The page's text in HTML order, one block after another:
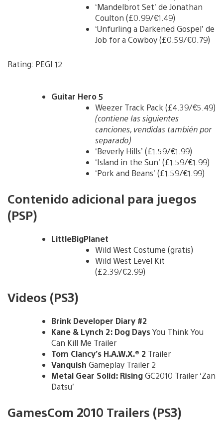
‘Mandelbrot Set’ de Jonathan
Coulton (£0.99/€1.49)
‘Unfurling a Darkened Gospel’ de
Job for a Cowboy (£0.59/€0.79)
Rating: PEGI 12
Guitar Hero 5
Weezer Track Pack (£4.39/€5.49)
(contiene las siguientes
canciones, vendidas también por
separado)
‘Beverly Hills’ (£1.59/€1.99)
‘Island in the Sun’ (£1.59/€1.99)
‘Pork and Beans’ (£1.59/€1.99)
Contenido adicional para juegos
(PSP)
LittleBigPlanet
Wild West Costume (gratis)
Wild West Level Kit
(£2.39/€2.99)
Videos (PS3)
Brink Developer Diary #2
Kane & Lynch 2: Dog DaysYou Think You
Can Kill Me Trailer
Tom Clancy’s H.A.W.X.® 2 Trailer
Vanquish Gameplay Trailer 2
Metal Gear Solid: RisingGC2010 Trailer ‘Zan
Datsu’
GamesCom 2010 Trailers (PS3)